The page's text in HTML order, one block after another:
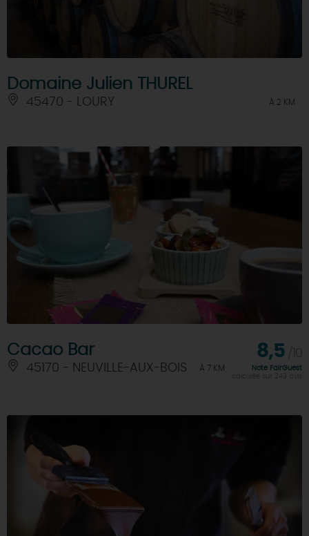
Domaine Julien THUREL
45470 - LOURY À 2 KM
Cacao Bar
45170 - NEUVILLE-AUX-BOIS À 7 KM
8,5
Note FairGuest
calculée sur 243 avis